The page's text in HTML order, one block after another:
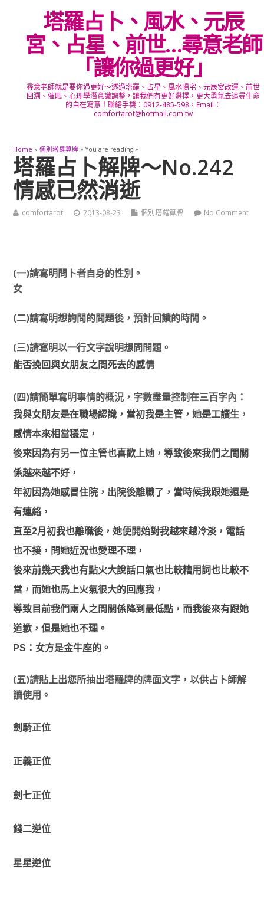
塔羅占卜、風水、元辰
宮、占星、前世…尋意老師
「讓你過更好」
尋意老師就是要你過更好～透過塔羅、占星、風水陽宅、元辰宮改運、前世
回溯、催眠、心理學潛意識調整，讓我們有更好選擇，更大勇氣去追尋生命
的自在寫意！聯絡手機：0912-485-598，Email：
comfortarot@hotmail.com.tw
Home » 個別塔羅算牌 » You are reading »
塔羅占卜解牌～No.242
情感已然消逝
comfortarot 2013-08-23 個別塔羅算牌 No Comment
(一)請寫明問卜者自身的性別。
女
(二)請寫明想詢問的問題後，預計回饋的時間。
(三)請寫明以一行文字說明想問問題。
能否挽回與女朋友之間死去的感情
(四)請簡單寫明事情的概況，字數盡量控制在三百字內：
我與女朋友是在職場認識，當初我是主管，她是工讀生，
感情本來相當穩定，
後來因為有另一位主管也喜歡上她，導致後來我們之間關
係越來越不好，
年初因為她感冒住院，出院後離職了，當時候我跟她還是
有連絡，
直至2月初我也離職後，她便開始對我越來越冷淡，電話
也不接，問她近況也愛理不理，
後來前幾天我也有點火大說話口氣也比較糟用詞也比較不
當，而她也馬上火氣很大的回應我，
導致目前我們兩人之間關係降到最低點，而我後來有跟她
道歉，但是她也不理。
PS：女方是金牛座的。
(五)請貼上出您所抽出塔羅牌的牌面文字，以供占卜師解
讀使用。
劍騎正位
正義正位
劍七正位
錢二逆位
星星逆位